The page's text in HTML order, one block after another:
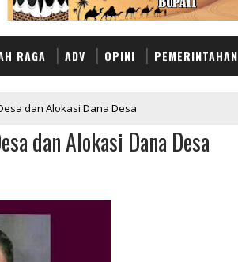
RAGA ADV OPINI PEMERINTAHAN
dan Alokasi Dana Desa
dan Alokasi Dana Desa